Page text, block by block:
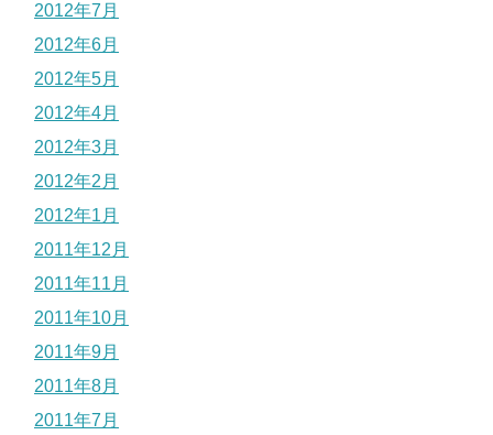
2012年7月
2012年6月
2012年5月
2012年4月
2012年3月
2012年2月
2012年1月
2011年12月
2011年11月
2011年10月
2011年9月
2011年8月
2011年7月